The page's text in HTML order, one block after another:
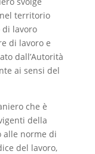
territorio
di lavoro
di lavoro e
dall’Autorità
ai sensi del
che è
della
alle norme di
del lavoro,